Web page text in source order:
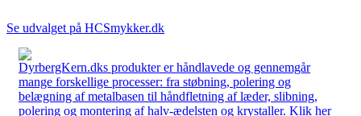
Se udvalget på HCSmykker.dk
DyrbergKern.dks produkter er håndlavede og gennemgår
mange forskellige processer: fra støbning, polering og
belægning af metalbasen til håndfletning af læder, slibning,
polering og montering af halv-ædelsten og krystaller. Klik her